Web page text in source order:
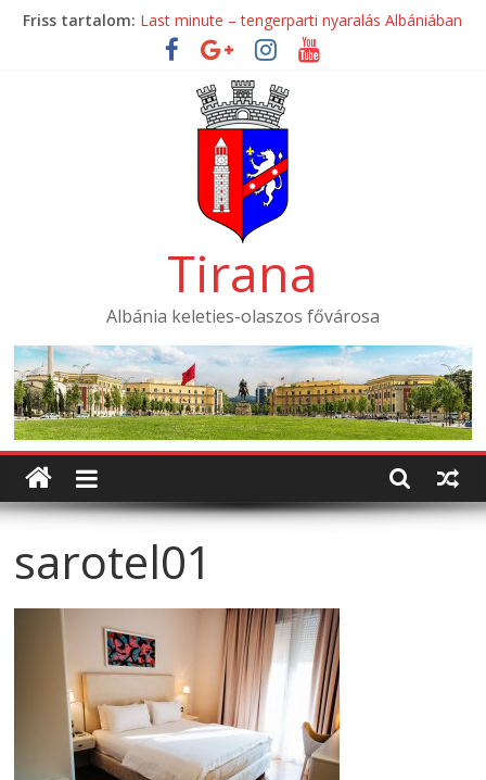
SkipFriss tartalom: Last minute – tengerparti nyaralás Albániában
Mondial Hotel ****
Mak Albania Hotel *****
La Bohème Hotel ****
Tirana International Hotel ****
Tirana
Albánia keleties-olaszos fővárosa
sarotel01